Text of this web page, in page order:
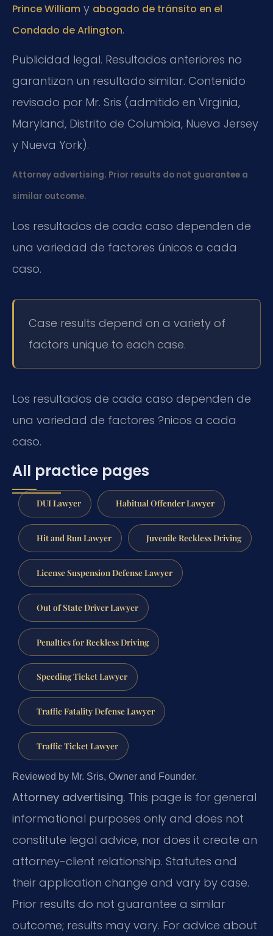
Prince William y abogado de tránsito en el
Condado de Arlington.
Publicidad legal. Resultados anteriores no
garantizan un resultado similar. Contenido
revisado por Mr. Sris (admitido en Virginia,
Maryland, Distrito de Columbia, Nueva Jersey
y Nueva York).
Attorney advertising. Prior results do not guarantee a
similar outcome.
Los resultados de cada caso dependen de
una variedad de factores únicos a cada
caso.
Case results depend on a variety of
factors unique to each case.
Los resultados de cada caso dependen de
una variedad de factores ?nicos a cada
caso.
All practice pages
DUI Lawyer Habitual Offender Lawyer
Hit and Run Lawyer Juvenile Reckless Driving
License Suspension Defense Lawyer
Out of State Driver Lawyer
Penalties for Reckless Driving
Speeding Ticket Lawyer
Traffic Fatality Defense Lawyer
Traffic Ticket Lawyer
Reviewed by Mr. Sris, Owner and Founder.
Attorney advertising. This page is for general
informational purposes only and does not
constitute legal advice, nor does it create an
attorney-client relationship. Statutes and
their application change and vary by case.
Prior results do not guarantee a similar
outcome; results may vary. For advice about